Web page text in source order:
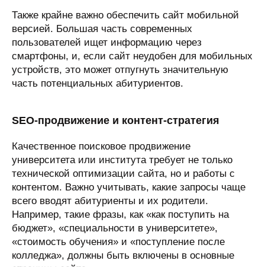
Также крайне важно обеспечить сайт мобильной
версией. Большая часть современных
пользователей ищет информацию через
смартфоны, и, если сайт неудобен для мобильных
устройств, это может отпугнуть значительную
часть потенциальных абитуриентов.
SEO-продвижение и контент-стратегия
Качественное поисковое продвижение
университета или института требует не только
технической оптимизации сайта, но и работы с
контентом. Важно учитывать, какие запросы чаще
всего вводят абитуриенты и их родители.
Например, такие фразы, как «как поступить на
бюджет», «специальности в университете»,
«стоимость обучения» и «поступление после
колледжа», должны быть включены в основные